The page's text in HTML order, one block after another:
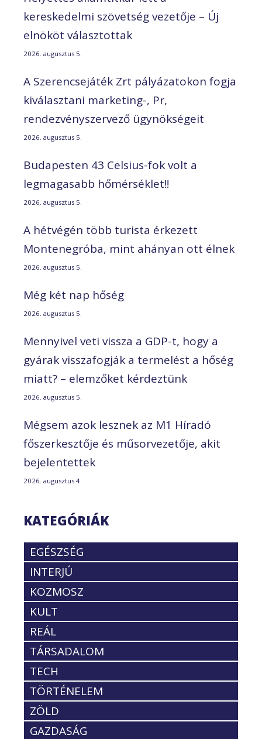
kereskedelmi szövetség vezetője – Új
elnököt választottak
2026. augusztus 5.
A Szerencsejáték Zrt pályázatokon fogja
kiválasztani marketing-, Pr,
rendezvényszervező ügynökségeit
2026. augusztus 5.
Budapesten 43 Celsius-fok volt a
legmagasabb hőmérséklet!!
2026. augusztus 5.
A hétvégén több turista érkezett
Montenegróba, mint ahányan ott élnek
2026. augusztus 5.
Még két nap hőség
2026. augusztus 5.
Mennyivel veti vissza a GDP-t, hogy a
gyárak visszafogják a termelést a hőség
miatt? – elemzőket kérdeztünk
2026. augusztus 5.
Mégsem azok lesznek az M1 Híradó
főszerkesztője és műsorvezetője, akit
bejelentettek
2026. augusztus 4.
KATEGÓRIÁK
EGÉSZSÉG
INTERJÚ
KOZMOSZ
KULT
REÁL
TÁRSADALOM
TECH
TÖRTÉNELEM
ZÖLD
GAZDASÁG